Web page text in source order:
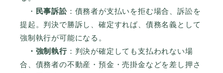
・
民事訴訟 ：債務者が支払いを拒む場合、訴訟を
提起。判決で勝訴し、確定すれば、債務名義として
強制執行が可能になる。
・強制執行：判決が確定しても支払われない場
合、債務者の不動産・預金・売掛金などを差し押さ